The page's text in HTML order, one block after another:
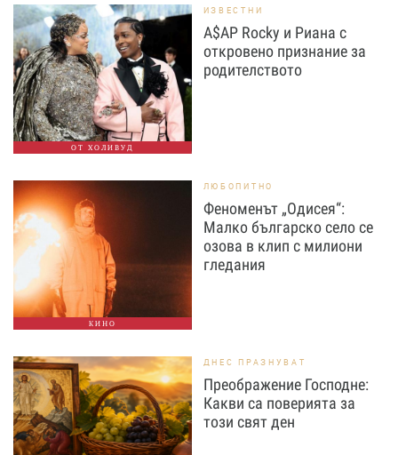
ОТ ХОЛИВУД
ИЗВЕСТНИ
A$AP Rocky и Риана с
откровено признание за
родителството
КИНО
ЛЮБОПИТНО
Феноменът „Одисея“:
Малко българско село се
озова в клип с милиони
гледания
ДНЕС ПРАЗНУВАТ
Преображение Господне:
Какви са поверията за
този свят ден